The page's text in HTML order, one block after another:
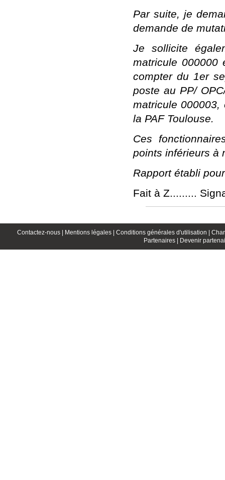
Par suite, je
demande de
Je sollicite
matricule 000000
compter du 1er
poste au PP/
matricule 000003,
la PAF Toulouse.
Ces
points inférieurs à
Rapport établi
Fait à Z.........
Contactez-nous | Mentions légales | Conditions générales d'utilisation |
Partenaires | Devenir